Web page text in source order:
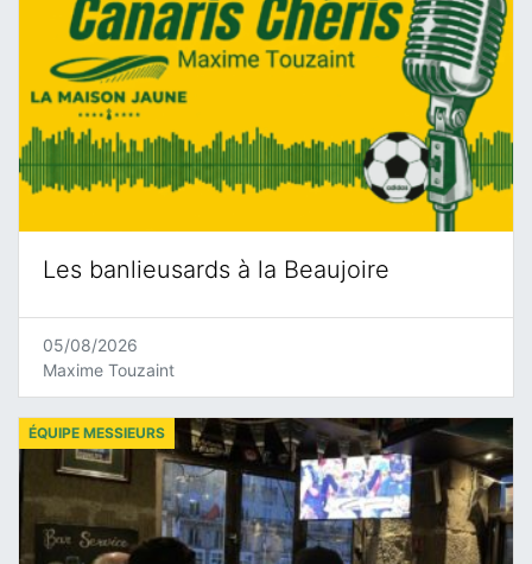
Les banlieusards à la Beaujoire
05/08/2026
Maxime Touzaint
ÉQUIPE MESSIEURS